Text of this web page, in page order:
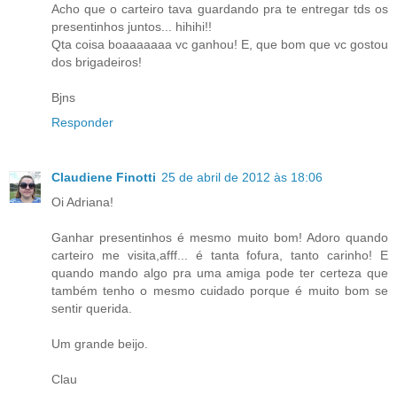
Acho que o carteiro tava guardando pra te entregar tds os
presentinhos juntos... hihihi!!
Qta coisa boaaaaaaa vc ganhou! E, que bom que vc gostou
dos brigadeiros!
Bjns
Responder
Claudiene Finotti 25 de abril de 2012 às 18:06
Oi Adriana!
Ganhar presentinhos é mesmo muito bom! Adoro quando
carteiro me visita,afff... é tanta fofura, tanto carinho! E
quando mando algo pra uma amiga pode ter certeza que
também tenho o mesmo cuidado porque é muito bom se
sentir querida.
Um grande beijo.
Clau